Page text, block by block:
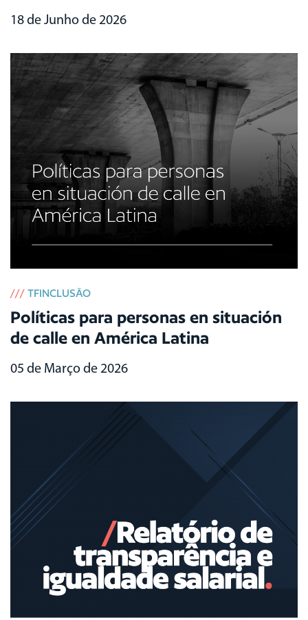
18 de Junho de 2026
/// TFINCLUSÃO
Políticas para personas en situación
de calle en América Latina
05 de Março de 2026